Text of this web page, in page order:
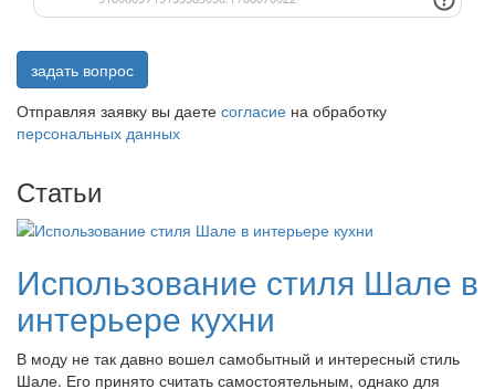
задать вопрос
Отправляя заявку вы даете согласие на обработку
персональных данных
Статьи
Использование стиля Шале в
интерьере кухни
В моду не так давно вошел самобытный и интересный стиль
Шале. Его принято считать самостоятельным, однако для